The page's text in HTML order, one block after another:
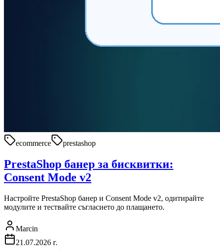
ecommerce prestashop
PrestaShop банер за бисквитки:
Consent Mode v2
Настройте PrestaShop банер и Consent Mode v2, одитирайте
модулите и тествайте съгласието до плащането.
Marcin
21.07.2026 г.